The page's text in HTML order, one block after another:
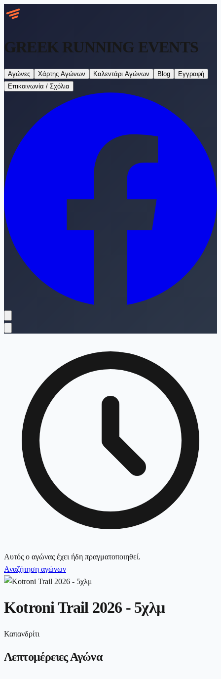
GREEK RUNNING EVENTS
Αγώνες Χάρτης Αγώνων Καλεντάρι Αγώνων Blog
Εγγραφή
Επικοινωνία / Σχόλια
Αυτός ο αγώνας έχει ήδη πραγματοποιηθεί.
Αναζήτηση αγώνων
Kotroni Trail 2026 - 5χλμ
Καπανδρίτι
Λεπτομέρειες Αγώνα